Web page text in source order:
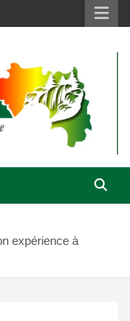
expérience à